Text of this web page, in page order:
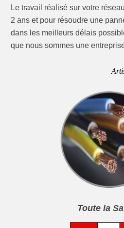
Le travail réalisé sur votre
2 ans et pour résoudre une
dans les meilleurs délais
que nous sommes une
Toute la